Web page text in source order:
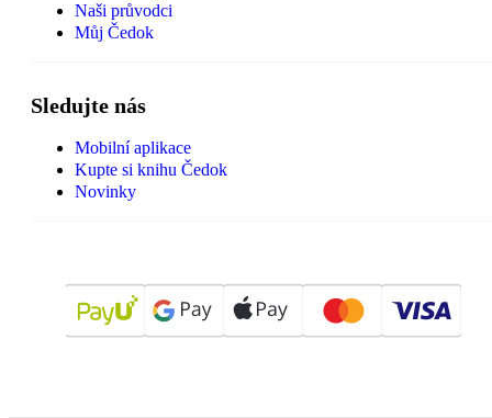
Naši průvodci
Můj Čedok
Sledujte nás
Mobilní aplikace
Kupte si knihu Čedok
Novinky